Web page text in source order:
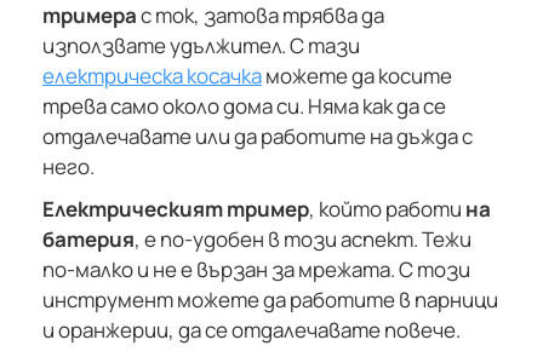
тримерас ток, затова трябва да
използвате удължител. С тази
електрическа косачкаможете да косите
трева само около дома си. Няма как да се
отдалечавате или да работите на дъжда с
него.
Електрическият тример, който работи на
батерия, е по-удобен в този аспект. Тежи
по-малко и не е вързан за мрежата. С този
инструмент можете да работите в парници
и оранжерии, да се отдалечавате повече.